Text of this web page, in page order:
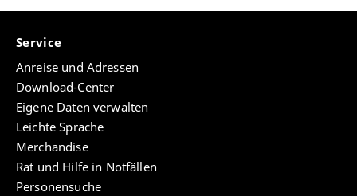
Service
Anreise und Adressen
Download-Center
Eigene Daten verwalten
Leichte Sprache
Merchandise
Rat und Hilfe in Notfällen
Personensuche